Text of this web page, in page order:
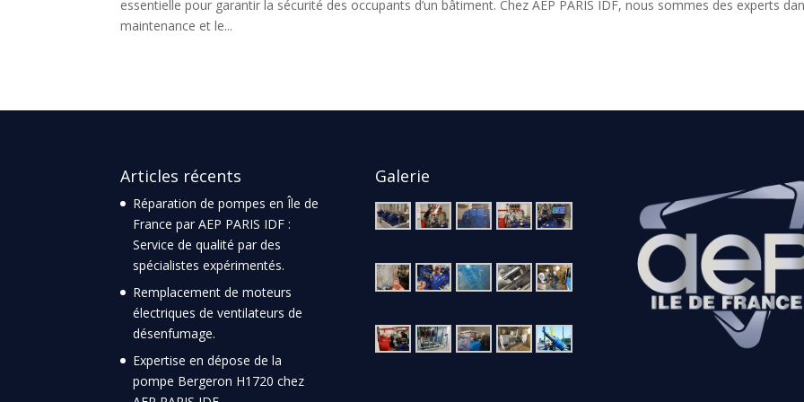
essentielle pour garantir la sécurité des occupants d’un bâtiment. Chez AEP PARIS IDF, nous sommes des experts
maintenance et le...
Articles récents
Réparation de pompes en Île de
France par AEP PARIS IDF :
Service de qualité par des
spécialistes expérimentés.
Remplacement de moteurs
électriques de ventilateurs de
désenfumage.
Expertise en dépose de la
pompe Bergeron H1720 chez
Galerie